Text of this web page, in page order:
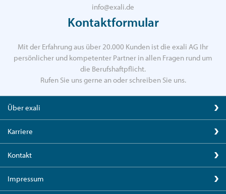
info@exali.de
Kontaktformular
Mit der Erfahrung aus über 20.000 Kunden ist die exali AG Ihr
persönlicher und kompetenter Partner in allen Fragen rund um
die Berufshaftpflicht.
Rufen Sie uns gerne an oder schreiben Sie uns.
Über exali
Karriere
Kontakt
Impressum